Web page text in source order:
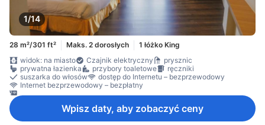
1/14
28 m²/301 ft² Maks. 2 dorosłych
1 łóżko King
widok: na miasto
Czajnik elektryczny
prysznic
prywatna łazienka
przybory toaletowe
ręczniki
suszarka do włosów
dostęp do Internetu – bezprzewodowy
Internet bezprzewodowy – bezpłatny
Wpisz daty, aby zobaczyć ceny